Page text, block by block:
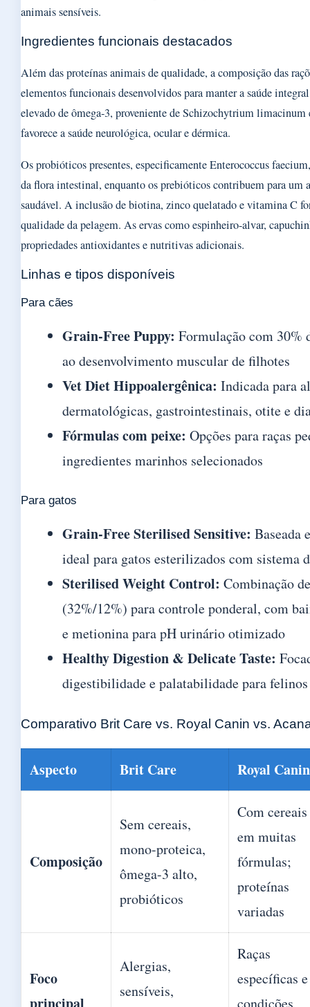
animais sensíveis.
Ingredientes funcionais destacados
Além das proteínas animais de qualidade, a composição das
elementos funcionais desenvolvidos para manter a saúde
elevado de ômega-3, proveniente de Schizochytrium limacinum
favorece a saúde neurológica, ocular e dérmica.
Os probióticos presentes, especificamente Enterococcus
da flora intestinal, enquanto os prebióticos contribuem para um
saudável. A inclusão de biotina, zinco quelatado e vitamina C
qualidade da pelagem. As ervas como espinheiro-alvar,
propriedades antioxidantes e nutritivas adicionais.
Linhas e tipos disponíveis
Para cães
Grain-Free Puppy: Formulação com 30%
ao desenvolvimento muscular de filhotes
Vet Diet Hippoalergênica: Indicada para
dermatológicas, gastrointestinais, otite e
Fórmulas com peixe: Opções para raças
ingredientes marinhos selecionados
Para gatos
Grain-Free Sterilised Sensitive: Baseada
ideal para gatos esterilizados com sistema
Sterilised Weight Control: Combinação
(32%/12%) para controle ponderal, com
e metionina para pH urinário otimizado
Healthy Digestion & Delicate Taste:
digestibilidade e palatabilidade para
Comparativo Brit Care vs. Royal Canin vs.
Aspecto Brit Care Royal Canin
Composição
Sem cereais,
mono-proteica,
ômega-3 alto,
probióticos
Com cereais
em muitas
fórmulas;
proteínas
variadas
Foco
Alergias,
sensíveis,
Raças
específicas e
condições